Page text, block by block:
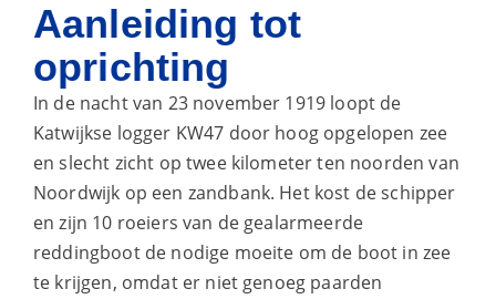
Aanleiding tot
oprichting
In de nacht van 23 november 1919 loopt de
Katwijkse logger KW47 door hoog opgelopen zee
en slecht zicht op twee kilometer ten noorden van
Noordwijk op een zandbank. Het kost de schipper
en zijn 10 roeiers van de gealarmeerde
reddingboot de nodige moeite om de boot in zee
te krijgen, omdat er niet genoeg paarden